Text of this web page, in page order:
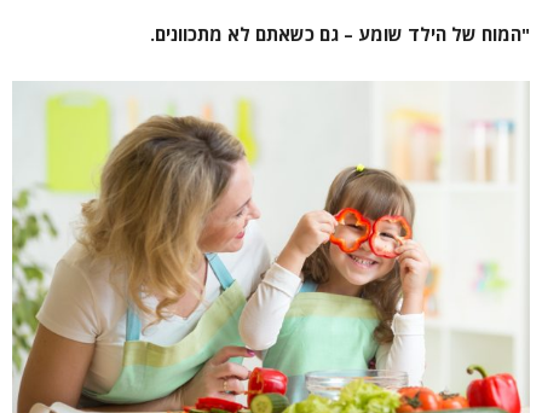
"המוח של הילד שומע – גם כשאתם לא מתכוונים.